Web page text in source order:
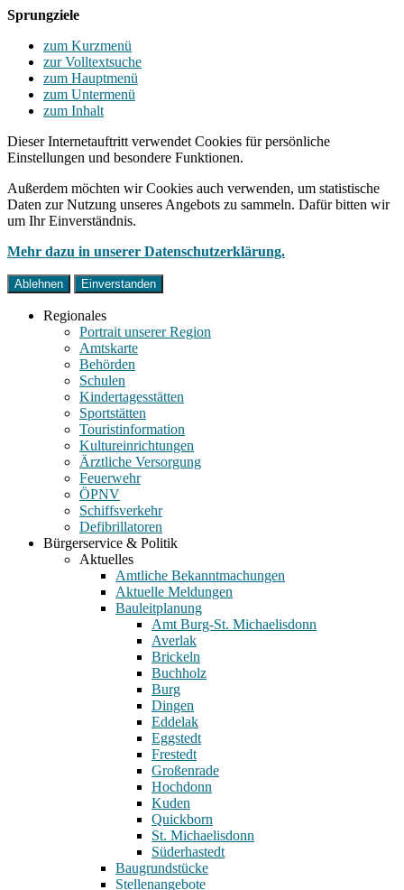
Sprungziele
zum Kurzmenü
zur Volltextsuche
zum Hauptmenü
zum Untermenü
zum Inhalt
Dieser Internetauftritt verwendet Cookies für persönliche
Einstellungen und besondere Funktionen.
Außerdem möchten wir Cookies auch verwenden, um statistische
Daten zur Nutzung unseres Angebots zu sammeln. Dafür bitten wir
um Ihr Einverständnis.
Mehr dazu in unserer Datenschutzerklärung.
Ablehnen Einverstanden
Regionales
Portrait unserer Region
Amtskarte
Behörden
Schulen
Kindertagesstätten
Sportstätten
Touristinformation
Kultureinrichtungen
Ärztliche Versorgung
Feuerwehr
ÖPNV
Schiffsverkehr
Defibrillatoren
Bürgerservice & Politik
Aktuelles
Amtliche Bekanntmachungen
Aktuelle Meldungen
Bauleitplanung
Amt Burg-St. Michaelisdonn
Averlak
Brickeln
Buchholz
Burg
Dingen
Eddelak
Eggstedt
Frestedt
Großenrade
Hochdonn
Kuden
Quickborn
St. Michaelisdonn
Süderhastedt
Baugrundstücke
Stellenangebote